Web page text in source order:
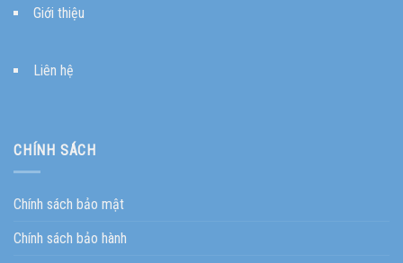
Giới thiệu
Liên hệ
CHÍNH SÁCH
Chính sách bảo mật
Chính sách bảo hành